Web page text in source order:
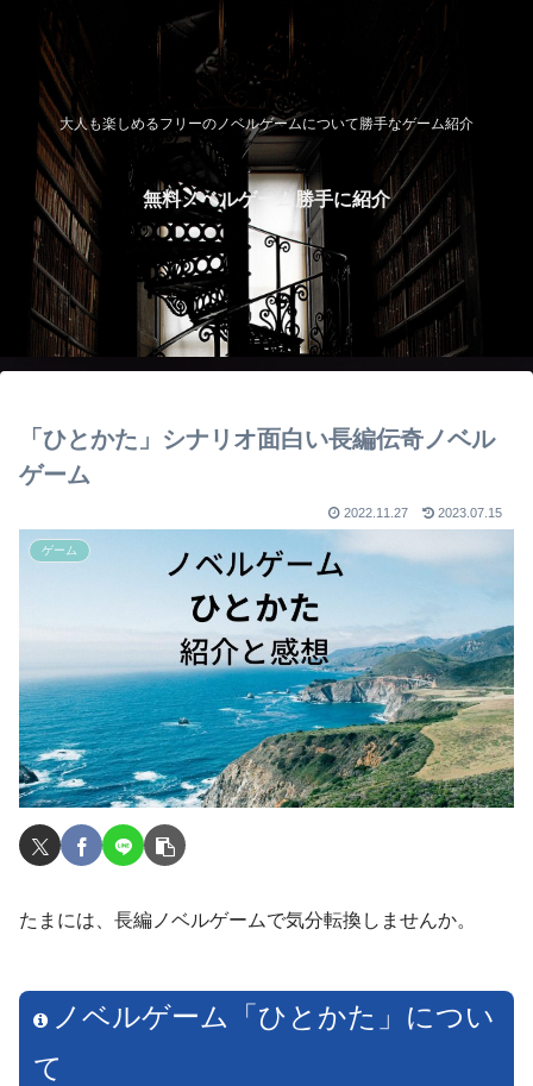
大人も楽しめるフリーのノベルゲームについて勝手なゲーム紹介
無料ノベルゲーム勝手に紹介
「ひとかた」シナリオ面白い長編伝奇ノベル
ゲーム
2022.11.27 2023.07.15
ゲーム
たまには、長編ノベルゲームで気分転換しませんか。
ノベルゲーム「ひとかた」につい
て